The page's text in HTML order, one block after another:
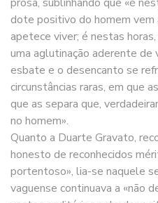
dote positivo do homem vem
apetece viver; é nestas
uma aglutinação aderente
esbate e o desencanto se
circunstâncias raras, em que
que as separa que,
no homem».
Quanto a Duarte Gravato,
honesto de reconhecidos
portentoso», lia-se naquele
vaguense continuava a «não